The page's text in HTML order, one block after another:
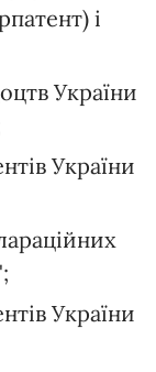
і
України
України
України